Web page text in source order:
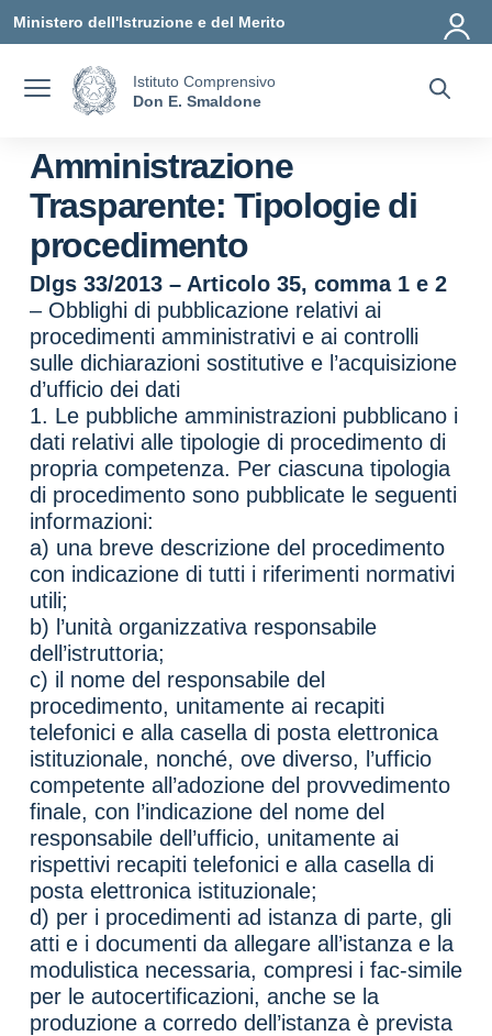
Ministero dell'Istruzione e del Merito
Istituto Comprensivo
Don E. Smaldone
Amministrazione
Trasparente:Tipologie di
procedimento
Dlgs 33/2013 – Articolo 35, comma 1 e 2
– Obblighi di pubblicazione relativi ai
procedimenti amministrativi e ai controlli
sulle dichiarazioni sostitutive e l’acquisizione
d’ufficio dei dati
1. Le pubbliche amministrazioni pubblicano i
dati relativi alle tipologie di procedimento di
propria competenza. Per ciascuna tipologia
di procedimento sono pubblicate le seguenti
informazioni:
a) una breve descrizione del procedimento
con indicazione di tutti i riferimenti normativi
utili;
b) l’unità organizzativa responsabile
dell’istruttoria;
c) il nome del responsabile del
procedimento, unitamente ai recapiti
telefonici e alla casella di posta elettronica
istituzionale, nonché, ove diverso, l’ufficio
competente all’adozione del provvedimento
finale, con l’indicazione del nome del
responsabile dell’ufficio, unitamente ai
rispettivi recapiti telefonici e alla casella di
posta elettronica istituzionale;
d) per i procedimenti ad istanza di parte, gli
atti e i documenti da allegare all’istanza e la
modulistica necessaria, compresi i fac-simile
per le autocertificazioni, anche se la
produzione a corredo dell’istanza è prevista